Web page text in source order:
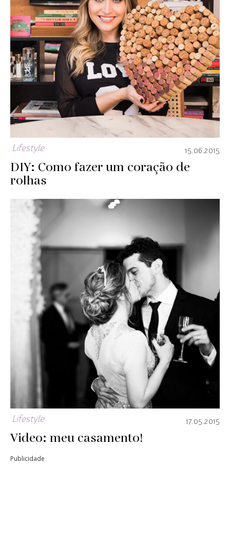
Lifestyle 15.06.2015
DIY: Como fazer um coração de
rolhas
Lifestyle 17.05.2015
Video: meu casamento!
Publicidade